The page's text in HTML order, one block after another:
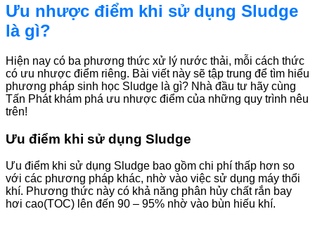
Ưu nhược điểm khi sử dụng Sludge
là gì?
Hiện nay có ba phương thức xử lý nước thải, mỗi cách thức
có ưu nhược điểm riêng. Bài viết này sẽ tập trung để tìm hiểu
phương pháp sinh học Sludge là gì? Nhà đầu tư hãy cùng
Tấn Phát khám phá ưu nhược điểm của những quy trình nêu
trên!
Ưu điểm khi sử dụng Sludge
Ưu điểm khi sử dụng Sludge bao gồm chi phí thấp hơn so
với các phương pháp khác, nhờ vào việc sử dụng máy thổi
khí. Phương thức này có khả năng phân hủy chất rắn bay
hơi cao(TOC) lên đến 90 – 95% nhờ vào bùn hiếu khí.